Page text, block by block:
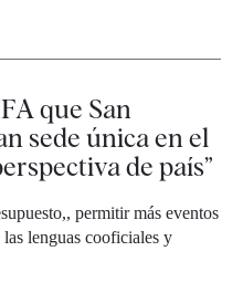
que San
sede única en el
de país”
permitir más eventos
las lenguas cooficiales y